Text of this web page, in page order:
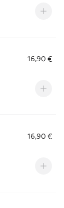
16,90 €
16,90 €